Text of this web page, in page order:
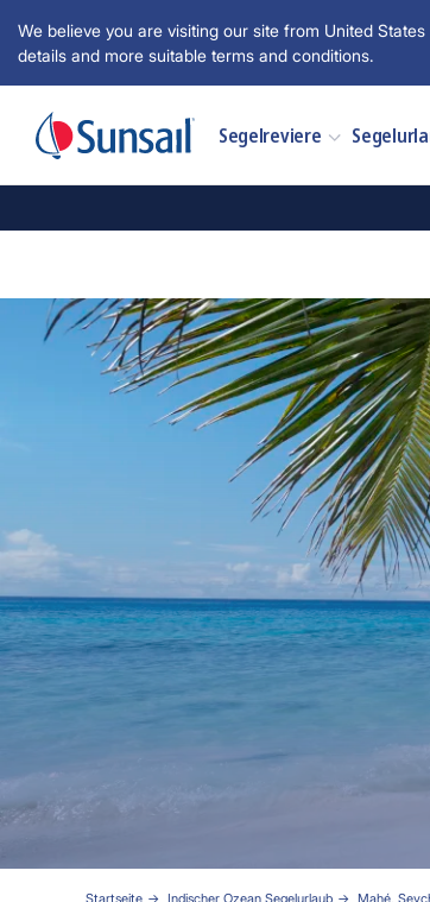
We believe you are visiting our site from United
details and more suitable terms and conditions.
Segelreviere